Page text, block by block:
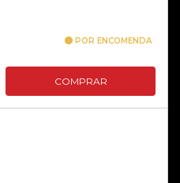
POR ENCOMENDA
COMPRAR